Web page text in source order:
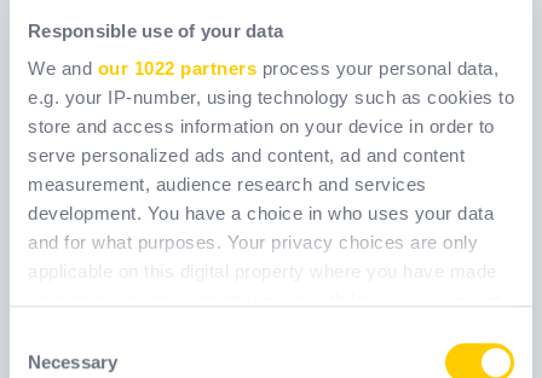
Responsible use of your data
We and our 1022 partners process your personal data,
e.g. your IP-number, using technology such as cookies to
store and access information on your device in order to
serve personalized ads and content, ad and content
measurement, audience research and services
development. You have a choice in who uses your data
and for what purposes. Your privacy choices are only
applicable on this digital property where you have made
the Privacy trigger icon.
Selection
Necessary
ALASKA2 ALPINO S3S SR